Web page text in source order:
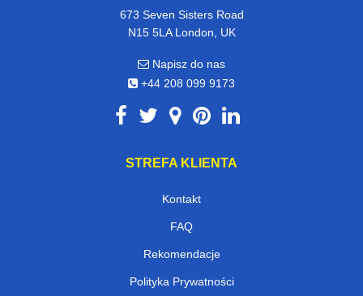
673 Seven Sisters Road
N15 5LA London, UK
Napisz do nas
+44 208 099 9173
STREFA KLIENTA
Kontakt
FAQ
Rekomendacje
Polityka Prywatności